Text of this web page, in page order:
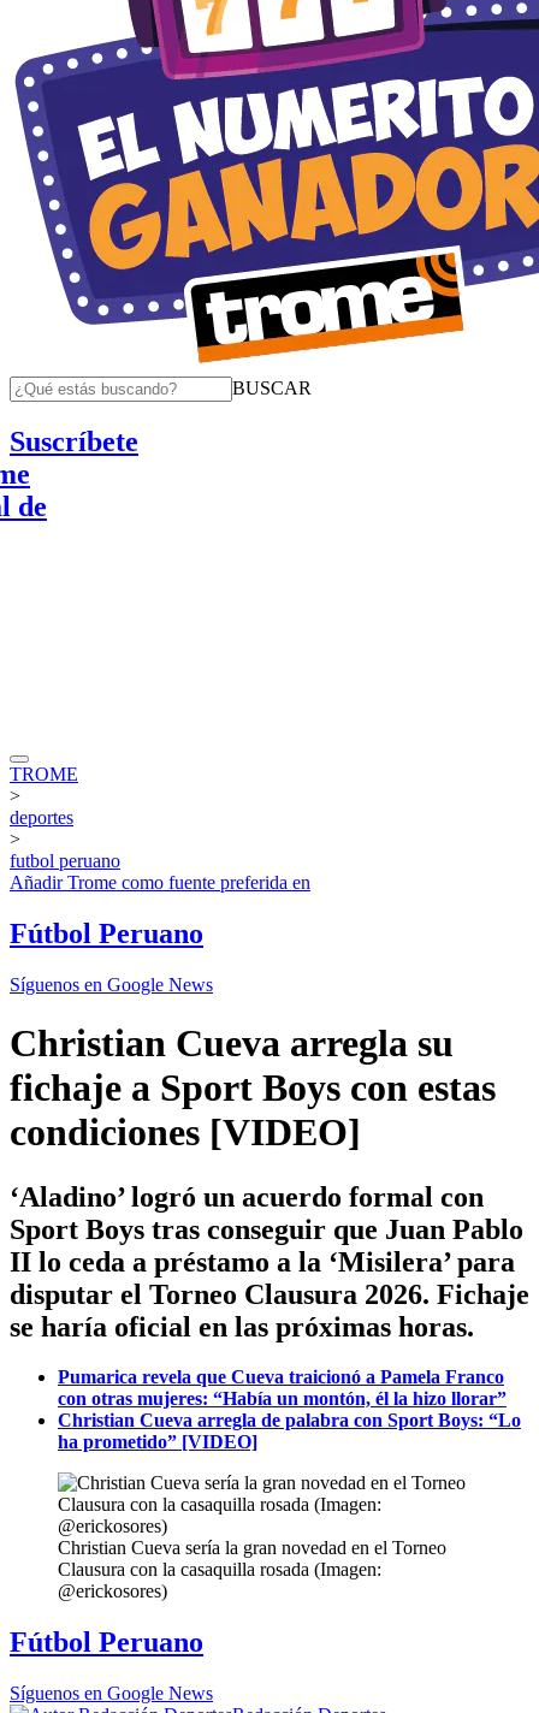
BUSCAR
Suscríbete
TROME
>
deportes
>
futbol peruano
AñadirTrome como fuente preferida en
Fútbol Peruano
Síguenos en Google News
Christian Cueva arregla su
fichaje a Sport Boys con estas
condiciones [VIDEO]
‘Aladino’ logró un acuerdo formal con
Sport Boys tras conseguir que Juan Pablo
II lo ceda a préstamo a la ‘Misilera’ para
disputar el Torneo Clausura 2026. Fichaje
se haría oficial en las próximas horas.
Pumarica revela que Cueva traicionó a Pamela Franco
con otras mujeres: “Había un montón, él la hizo llorar”
Christian Cueva arregla de palabra con Sport Boys: “Lo
ha prometido” [VIDEO]
Christian Cueva sería la gran novedad en el Torneo
Clausura con la casaquilla rosada (Imagen:
@erickosores)
Fútbol Peruano
Síguenos en Google News